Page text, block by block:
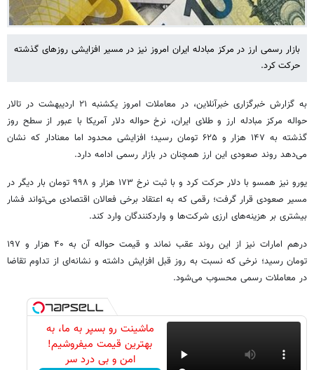
بازار رسمی ارز در مرکز مبادله ایران امروز نیز در مسیر افزایشی روزهای گذشته
حرکت کرد.
به گزارش خبرگزاری خبرآنلاین، در معاملات امروز یکشنبه ۲۱ اردیبهشت در تالار
حواله مرکز مبادله ارز و طلای ایران، نرخ حواله دلار آمریکا با عبور از سطح روز
گذشته به ۱۴۷ هزار و ۶۲۵ تومان رسید؛ افزایشی محدود اما معنادار که نشان
می‌دهد روند صعودی این ارز همچنان در بازار رسمی ادامه دارد.
یورو نیز همسو با دلار حرکت کرد و با ثبت نرخ ۱۷۳ هزار و ۹۹۸ تومان بار دیگر در
مسیر صعودی قرار گرفت؛ رقمی که به اعتقاد برخی فعالان اقتصادی می‌تواند فشار
بیشتری بر هزینه‌های ارزی شرکت‌ها و واردکنندگان وارد کند.
درهم امارات نیز از این روند عقب نماند و قیمت حواله آن به ۴۰ هزار و ۱۹۷
تومان رسید؛ نرخی که نسبت به روز قبل افزایش داشته و نشانه‌ای از تداوم تقاضا
در معاملات رسمی محسوب می‌شود.
ماشینت رو بسپر به ما، به
بهترین قیمت میفروشیم!
امن و بی درد سر